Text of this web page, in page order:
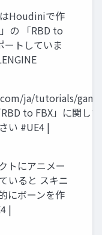
Houdiniで作
の 「RBD to
ートしていま
ja/tutorials/
to FBX」に関して
い #UE4 |
トにアニメー
いると スキニ
にボーンを作
|